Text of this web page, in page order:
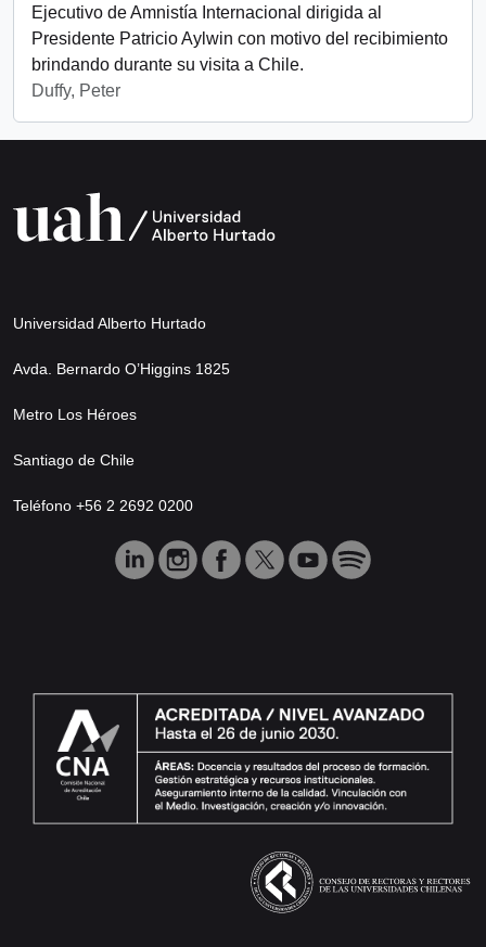
Ejecutivo de Amnistía Internacional dirigida al
Presidente Patricio Aylwin con motivo del recibimiento
brindando durante su visita a Chile.
Duffy, Peter
Universidad Alberto Hurtado
Avda. Bernardo O’Higgins 1825
Metro Los Héroes
Santiago de Chile
Teléfono +56 2 2692 0200